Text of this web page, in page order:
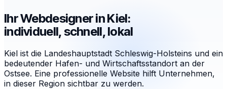
Ihr Webdesigner in Kiel:
individuell, schnell, lokal
Kiel ist die Landeshauptstadt Schleswig-Holsteins und ein
bedeutender Hafen- und Wirtschaftsstandort an der
Ostsee. Eine professionelle Website hilft Unternehmen,
in dieser Region sichtbar zu werden.